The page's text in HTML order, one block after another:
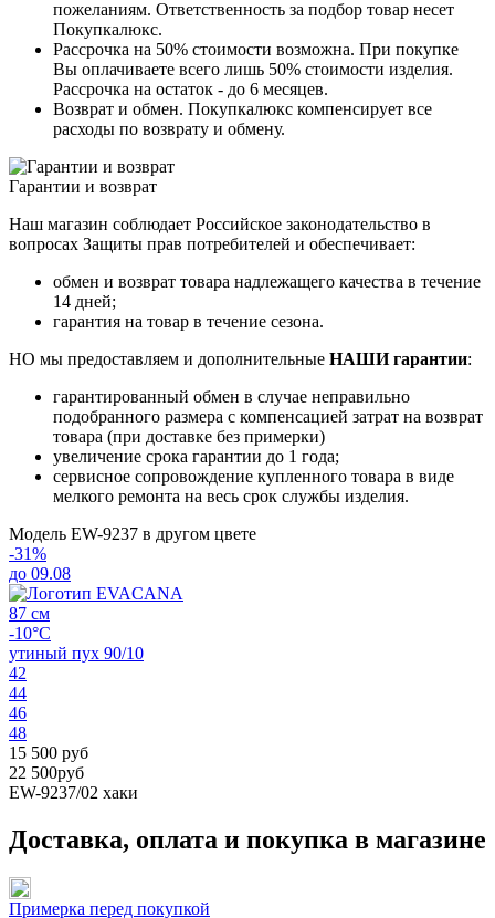
пожеланиям. Ответственность за подбор товар несет
Покупкалюкс.
Рассрочка на 50% стоимости возможна. При покупке
Вы оплачиваете всего лишь 50% стоимости изделия.
Рассрочка на остаток - до 6 месяцев.
Возврат и обмен. Покупкалюкс компенсирует все
расходы по возврату и обмену.
Гарантии и возврат
Наш магазин соблюдает Российское законодательство в
вопросах Защиты прав потребителей и обеспечивает:
обмен и возврат товара надлежащего качества в течение
14 дней;
гарантия на товар в течение сезона.
НО мы предоставляем и дополнительные НАШИ гарантии:
гарантированный обмен в случае неправильно
подобранного размера с компенсацией затрат на возврат
товара (при доставке без примерки)
увеличение срока гарантии до 1 года;
сервисное сопровождение купленного товара в виде
мелкого ремонта на весь срок службы изделия.
Модель EW-9237 в другом цвете
-31%
до 09.08
87 см
-10°C
утиный пух 90/10
42
44
46
48
15 500 руб
22 500руб
EW-9237/02 хаки
Доставка, оплата и покупка в магазине
Примерка перед покупкой